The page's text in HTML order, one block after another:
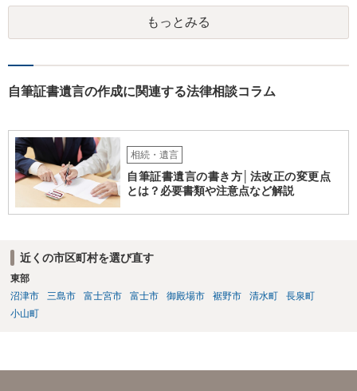
には変わりがありません。 なかなか対応に難しい案件であり、公開の
場でアドバイスを行うのも限界があるように思われますので、資料等
を持参のうえ個別に弁護士に相談されることをお勧めします。
もっとみる
自筆証書遺言の作成に関連する法律相談コラム
相続・遺言
自筆証書遺言の書き方│法改正の変更点
とは？必要書類や注意点など解説
近くの市区町村を選び直す
東部
沼津市
三島市 富士宮市 富士市 御殿場市 裾野市 清水町
長泉町
小山町